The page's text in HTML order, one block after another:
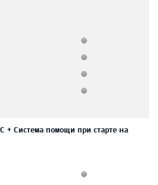
+ Система помощи при старте на